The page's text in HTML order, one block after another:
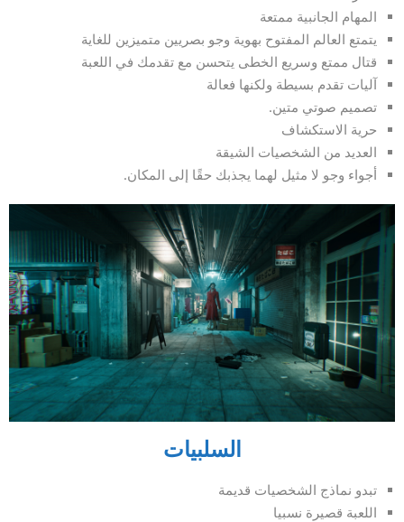
المهام الجانبية ممتعة
يتمتع العالم المفتوح بهوية وجو بصريين متميزين للغاية
قتال ممتع وسريع الخطى يتحسن مع تقدمك في اللعبة
آليات تقدم بسيطة ولكنها فعالة
تصميم صوتي متين.
حرية الاستكشاف
العديد من الشخصيات الشيقة
أجواء وجو لا مثيل لهما يجذبك حقًا إلى المكان.
السلبيات
تبدو نماذج الشخصيات قديمة
اللعبة قصيرة نسبيا